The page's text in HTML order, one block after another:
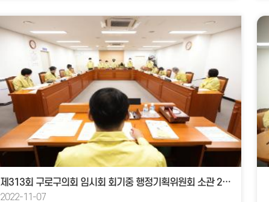
제313회 구로구의회 임시회 회기중 행정기획위원회 소관 23년도 주요업무계회보고
2022-11-07